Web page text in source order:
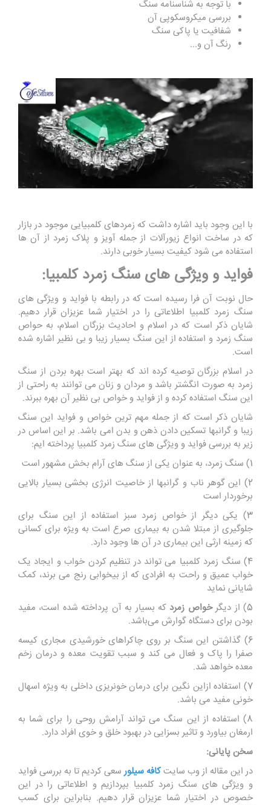
با توجه به شناسنامه سنگ
بررسی میکروسکوپی آن
شفافیت یا پاکی سنگ
رنگ آن و...
با این وجود باید اشاره داشت که زمردهای کلمبیایی موجود در بازار
که در ساخت انواع زیورآلات از جمله آویز و پلاک زمرد از آن ‌ها
استفاده می ‌شود کیفیت بسیار خوبی دارند.
فواید و ویژگی های سنگ زمرد کلمبیا:
حال نوبت آن فرا رسیده است که در رابطه با فواید و ویژگی های
سنگ زمرد کلمبیا اطلاعاتی را در اختیار شما عزیزان قرار دهیم.
شایان ذکر است که در اسلام و احادیث بزرگان اسلام، به حواص
سنگ زمرد و استفاده از این سنگ بسیار زیبا و بی نظیر اشاره شده
است.
در اسلام بزرگان توصیه کرده اند که بهتر است بهره بردن از سنگ
زمرد به صورت انگشتر باشد و مردان و زنان می توانند به راحتی از
این سنگ استفاده کرده و از فواید و خواص بی نظیر آن بهره ببرند.
شایان ذکر است که از جمله مهم ترین خواص و فواید این سنگ
زیبا و گرانبها تسکین دادن ذهن و بدن امی باشد. بر این اساس در
زیر به بررسی فواید و ویژگی های سنگ زمرد کلمبیا پرداخته ایم:
1) سنگ زمرد، به عنوان یکی از سنگ های آرام بخش مشهور است
2) این گوهر ناب و گرانبها از خاصیت انرژی بخشی بسیار بالایی
برخوردار است
3) یکی دیگر از خواص زمرد سبز استفاده از این سنگ برای
جلوگیری از مبتلا شدن به بیماری صرع است به ویژه برای کسانی
که زمینه ارثی این بیماری در آن ها وجود دارد.
4) سنگ زمرد کلمبیا می تواند در تنظیم کردن خواب و ایجاد یک
خواب عمیق و راحت به افرادی که از بیخوابی رنج می برند، کمک
شایانی نماید
5) از دیگر
خواص زمردکه بسیار به آن پرداخته شده ‌است، مفید
بودن برای دستگاه گوارش می‌باشد.
6) گذاشتن این سنگ بر روی چاکراهای خورشیدی مجاری کیسه
صفرا را پاک و فعال می‌ کند و سبب تقویت معده و درمان زخم
معده خواهد شد.
7) استفاده ازاین نگین برای درمان خونریزی داخلی به ویژه اسهال
خونی مفید می ‌باشد.
8) استفاده از این سنگ می تواند آرامش روحی را برای شما به
ارمغان بیاورد و تاثیر بسزایی در بهبود خلق و خوی افراد دارد.
سخن پایانی:
در این مقاله از وب سایتکافه سیلورسعی کردیم تا به بررسی فواید
و ویژگی های سنگ زمرد کلمبیا بپردازیم و اطلاعاتی را در این
خصوص در اختیار شما عزیزان قرار دهیم. بنابراین برای کسب